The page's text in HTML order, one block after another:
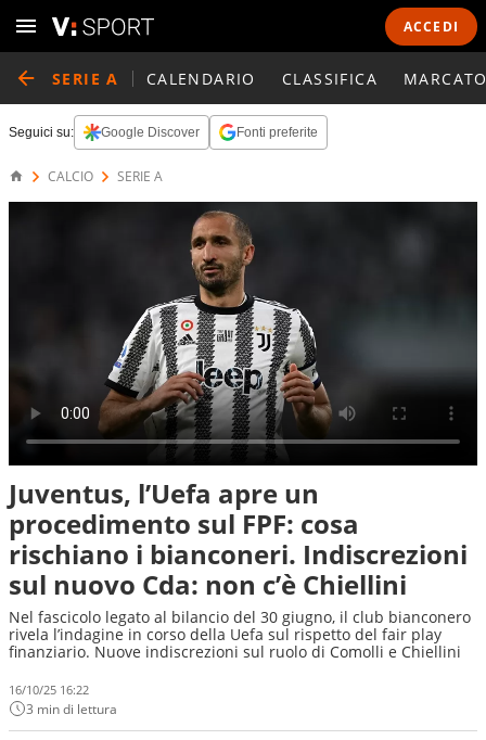
ACCEDI
SERIE A CALENDARIO CLASSIFICA
Seguici su: Google Discover Fonti preferite
CALCIO SERIE A
Juventus, l’Uefa apre un
procedimento sul FPF: cosa
rischiano i bianconeri. Indiscrezioni
sul nuovo Cda: non c’è Chiellini
Nel fascicolo legato al bilancio del 30 giugno, il club bianconero
rivela l’indagine in corso della Uefa sul rispetto del fair play
finanziario. Nuove indiscrezioni sul ruolo di Comolli e Chiellini
16/10/25 16:22
3 min di lettura